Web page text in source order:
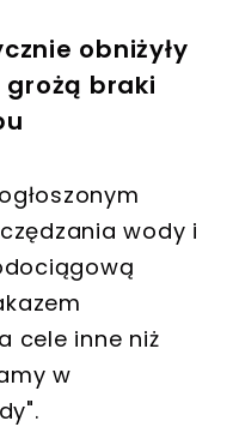
obniżyły
grożą braki
wody i
cele inne niż
w